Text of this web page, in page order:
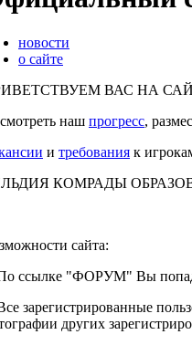
новости
о сайте
ВАС НА
наш прогресс,
и требования к
КОМРАДЫ
сайта:
ссылке "ФОРУМ" Вы
зарегистрированные
других